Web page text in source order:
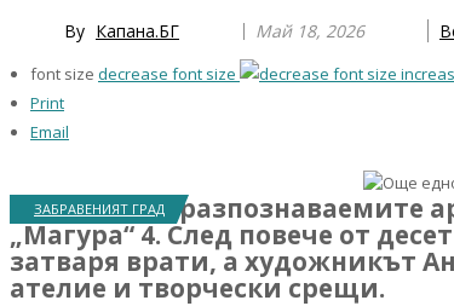
By Капана.БГ Май 18, 2026
font size decrease font size
Print
Email
ЗАБРАВЕНИЯТ ГРАД
Една от най-разпознаваемите
„Магура“ 4. След повече от
затваря врати, а художникът
ателие и творчески срещи.